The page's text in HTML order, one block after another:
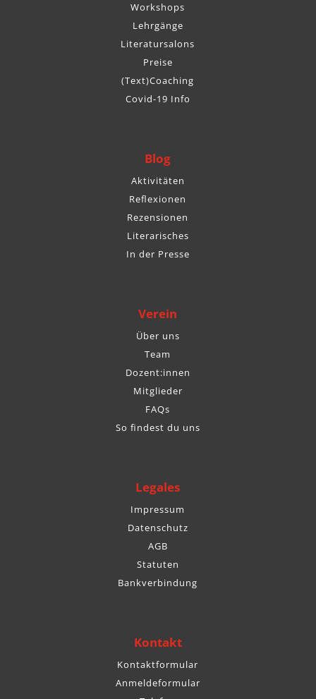
Workshops
Lehrgänge
Literatursalons
Preise
(Text)Coaching
Covid-19 Info
Blog
Aktivitäten
Reflexionen
Rezensionen
Literarisches
In der Presse
Verein
Über uns
Team
Dozent:innen
Mitglieder
FAQs
So findest du uns
Legales
Impressum
Datenschutz
AGB
Statuten
Bankverbindung
Kontakt
Kontaktformular
Anmeldeformular